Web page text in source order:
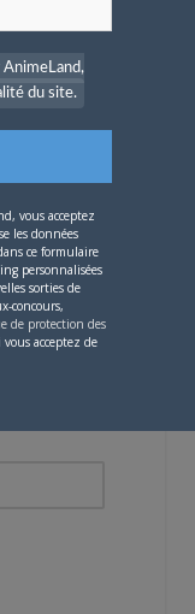
un
e-mail
du site.
vous acceptez
les données
ce formulaire
personnalisées
sorties de
concours,
de protection des
vous acceptez de